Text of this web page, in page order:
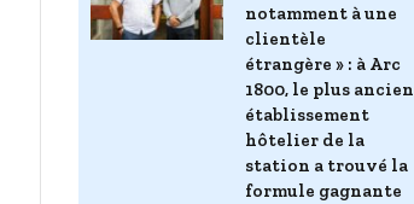
notamment à une
clientèle
étrangère » : à Arc
1800, le plus ancien
établissement
hôtelier de la
station a trouvé la
formule gagnante